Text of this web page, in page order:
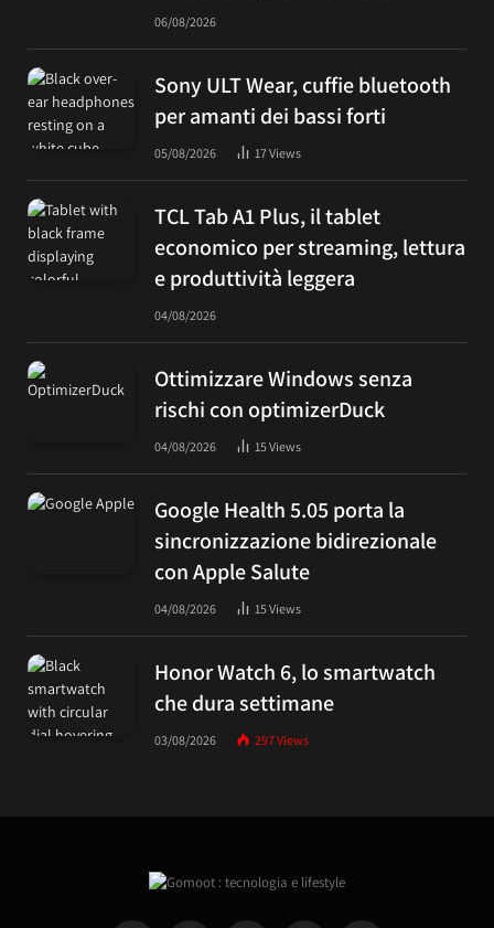
06/08/2026
Sony ULT Wear, cuffie bluetooth
per amanti dei bassi forti
05/08/2026 17Views
TCL Tab A1 Plus, il tablet
economico per streaming, lettura
e produttività leggera
04/08/2026
Ottimizzare Windows senza
rischi con optimizerDuck
04/08/2026 15Views
Google Health 5.05 porta la
sincronizzazione bidirezionale
con Apple Salute
04/08/2026 15Views
Honor Watch 6, lo smartwatch
che dura settimane
03/08/2026 297Views